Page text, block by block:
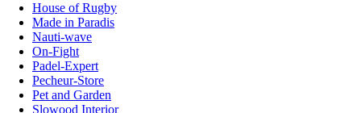
House of Rugby
Made in Paradis
Nauti-wave
On-Fight
Padel-Expert
Pecheur-Store
Pet and Garden
Slowood Interior